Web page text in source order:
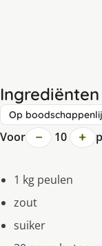
Ingrediënten
Op
Voor − 10 +
1 kg peulen
zout
suiker